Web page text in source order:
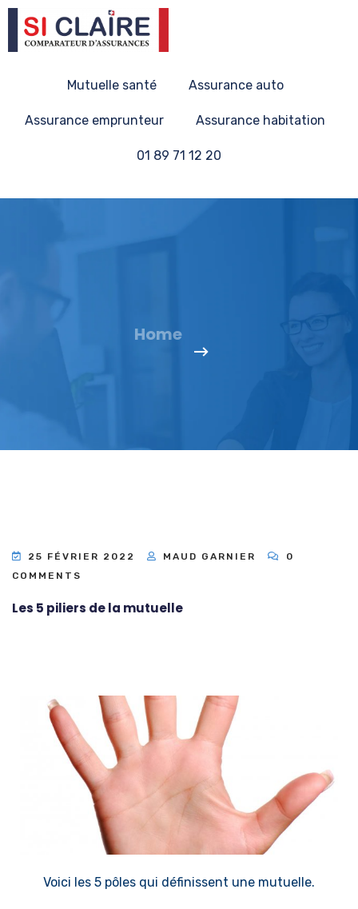
Mutuelle santé Assurance auto
Assurance emprunteur Assurance habitation
01 89 71 12 20
Home
25 FÉVRIER 2022 MAUD GARNIER
0
COMMENTS
Les 5 piliers de la mutuelle
Voici les 5 pôles qui définissent une mutuelle.